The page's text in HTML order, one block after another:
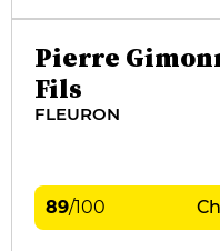
Pierre
Fils
FLEURON
89/100